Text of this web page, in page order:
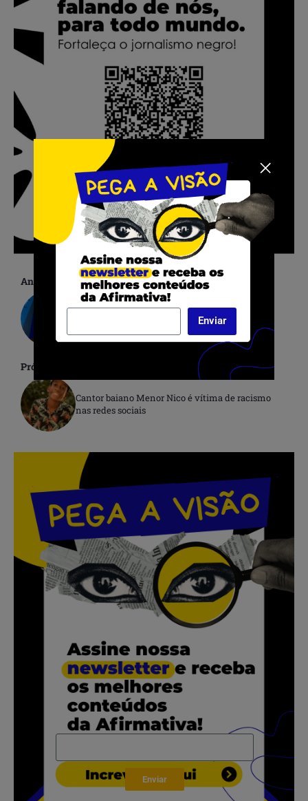
Anterior
No aniversário de 10 anos da morte de Abdias
Nascimento, Inhotim recebe o Museu de Arte
Negra idealizado pelo militante
Próximo
Cantor baiano Menor Nico é vítima de racismo
nas redes sociais
.
.
Enviar
Enviar